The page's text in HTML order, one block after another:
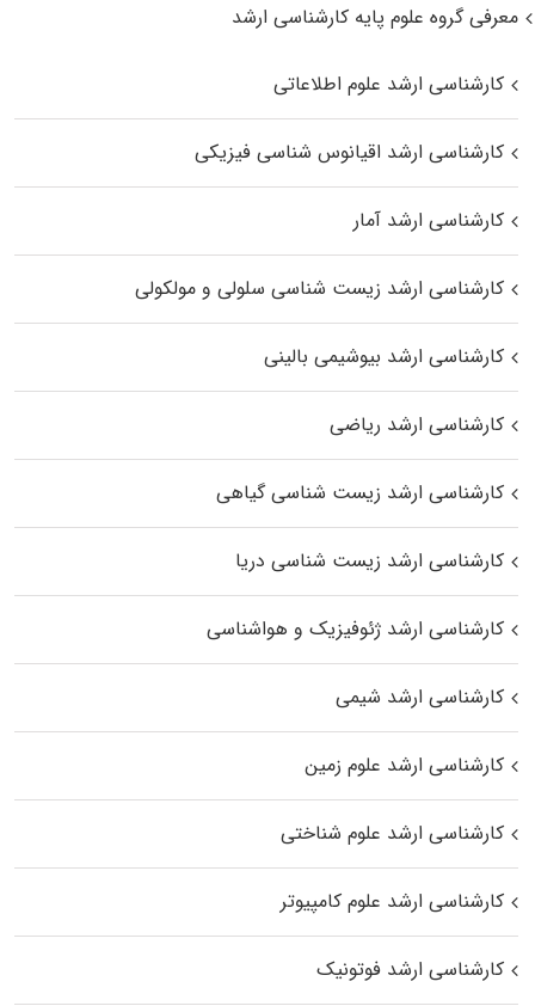
معرفی گروه علوم پایه کارشناسی ارشد
کارشناسی ارشد علوم اطلاعاتی
کارشناسی ارشد اقیانوس‌ شناسی فیزیکی
کارشناسی ارشد آمار
کارشناسی ارشد زیست شناسی سلولی و مولکولی
کارشناسی ارشد بیوشیمی بالینی
کارشناسی ارشد ریاضی
کارشناسی ارشد زیست‌ شناسی گیاهی
کارشناسی ارشد زیست‌ شناسی دریا
کارشناسی ارشد ژئوفیزیک و هواشناسی
کارشناسی ارشد شیمی
کارشناسی ارشد علوم زمین
کارشناسی ارشد علوم شناختی
کارشناسی ارشد علوم کامپیوتر
کارشناسی ارشد فوتونیک